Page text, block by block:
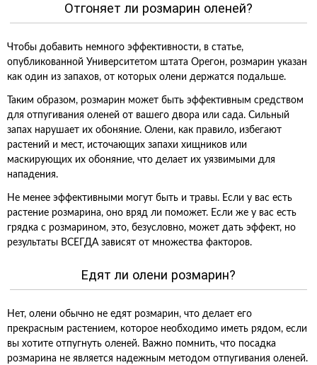
Отгоняет ли розмарин оленей?
Чтобы добавить немного эффективности, в статье,
опубликованной Университетом штата Орегон, розмарин указан
как один из запахов, от которых олени держатся подальше.
Таким образом, розмарин может быть эффективным средством
для отпугивания оленей от вашего двора или сада. Сильный
запах нарушает их обоняние. Олени, как правило, избегают
растений и мест, источающих запахи хищников или
маскирующих их обоняние, что делает их уязвимыми для
нападения.
Не менее эффективными могут быть и травы. Если у вас есть
растение розмарина, оно вряд ли поможет. Если же у вас есть
грядка с розмарином, это, безусловно, может дать эффект, но
результаты ВСЕГДА зависят от множества факторов.
Едят ли олени розмарин?
Нет, олени обычно не едят розмарин, что делает его
прекрасным растением, которое необходимо иметь рядом, если
вы хотите отпугнуть оленей. Важно помнить, что посадка
розмарина не является надежным методом отпугивания оленей.